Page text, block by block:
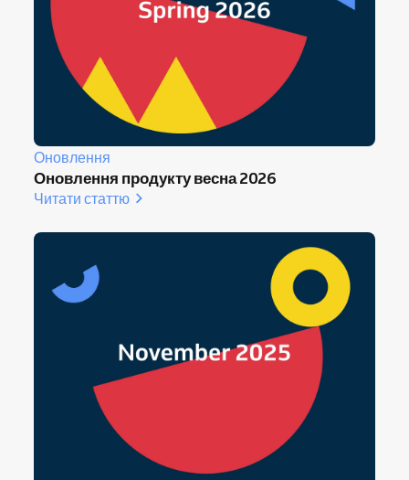
Оновлення
Оновлення продукту весна 2026
Читати статтю